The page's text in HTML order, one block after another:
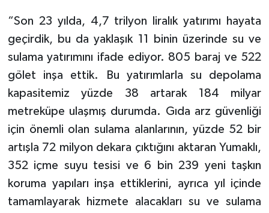
“Son 23 yılda, 4,7 trilyon liralık yatırımı hayata
geçirdik, bu da yaklaşık 11 binin üzerinde su ve
sulama yatırımını ifade ediyor. 805 baraj ve 522
gölet inşa ettik. Bu yatırımlarla su depolama
kapasitemiz yüzde 38 artarak 184 milyar
metreküpe ulaşmış durumda. Gıda arz güvenliği
için önemli olan sulama alanlarının, yüzde 52 bir
artışla 72 milyon dekara çıktığını aktaran Yumaklı,
352 içme suyu tesisi ve 6 bin 239 yeni taşkın
koruma yapıları inşa ettiklerini, ayrıca yıl içinde
tamamlayarak hizmete alacakları su ve sulama